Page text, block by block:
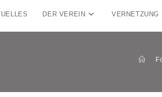
DER VEREIN VERNETZUNG